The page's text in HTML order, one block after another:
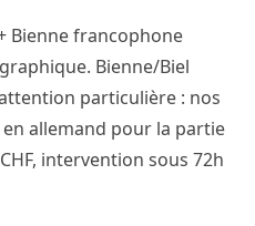
Bienne francophone
Bienne/Biel
particulière : nos
allemand pour la partie
intervention sous 72h